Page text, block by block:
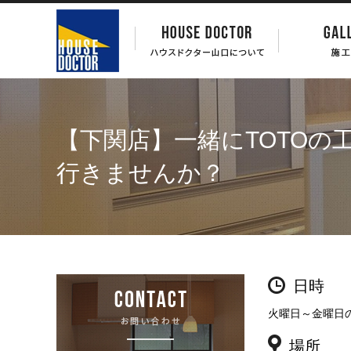
【下関店】一緒にTOTO
行きませんか？
日時
火曜日～金曜日
場所